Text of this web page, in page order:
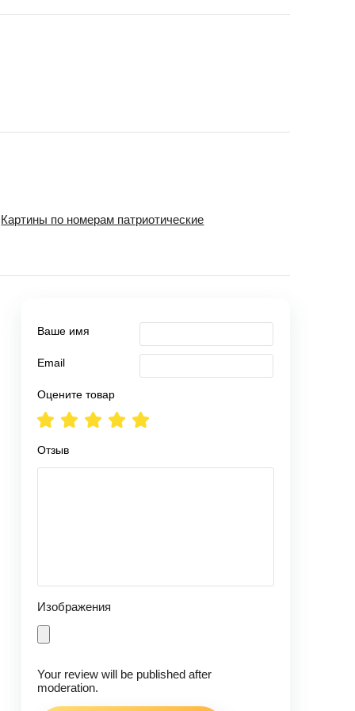
Картины по номерам патриотические
Ваше имя
Email
Оцените товар
Отзыв
Изображения
Your review will be published after
moderation.